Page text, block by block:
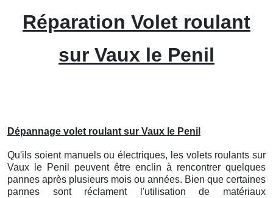
Réparation Volet roulant
sur Vaux le Penil
Dépannage volet roulant sur Vaux le Penil
Qu'ils soient manuels ou électriques, les volets roulants sur
Vaux le Penil peuvent être enclin à rencontrer quelques
pannes après plusieurs mois ou années. Bien que certaines
pannes sont réclament l'utilisation de matériaux